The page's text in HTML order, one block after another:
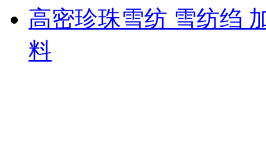
高密珍珠雪纺 雪纺绉
料